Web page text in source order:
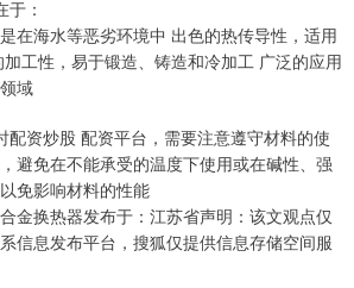
：
在海水等恶劣环境中 出色的热传导性，适用
工性，易于锻造、铸造和冷加工 广泛的应用
域
配资炒股 配资平台，需要注意遵守材料的使
避免在不能承受的温度下使用或在碱性、强
免影响材料的性能
金换热器发布于：江苏省声明：该文观点仅
信息发布平台，搜狐仅提供信息存储空间服